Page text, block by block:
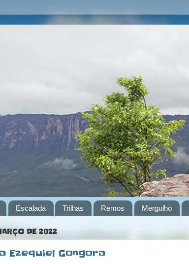
Escalada Trilhas Remos Mergulho
DE 2022
Ezequiel Gongora